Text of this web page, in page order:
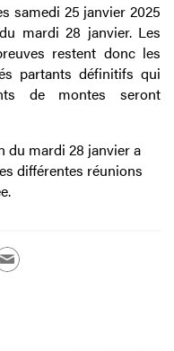
samedi 25 janvier 2025
mardi 28 janvier. Les
restent donc les
partants définitifs qui
de montes seront
du mardi 28 janvier a
différentes réunions